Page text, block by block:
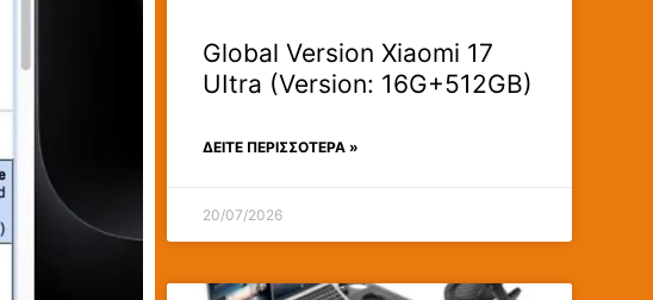
Global Version Xiaomi 17
UItra (Version: 16G+512GB)
ΔΕΊΤΕ ΠΕΡΙΣΣΟΤΕΡΑ »
20/07/2026